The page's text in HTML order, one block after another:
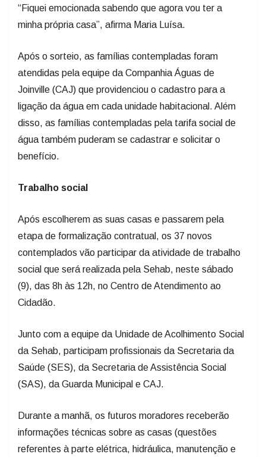
“Fiquei emocionada sabendo que agora vou ter a
minha própria casa”, afirma Maria Luísa.
Após o sorteio, as famílias contempladas foram
atendidas pela equipe da Companhia Águas de
Joinville (CAJ) que providenciou o cadastro para a
ligação da água em cada unidade habitacional. Além
disso, as famílias contempladas pela tarifa social de
água também puderam se cadastrar e solicitar o
benefício.
Trabalho social
Após escolherem as suas casas e passarem pela
etapa de formalização contratual, os 37 novos
contemplados vão participar da atividade de trabalho
social que será realizada pela Sehab, neste sábado
(9), das 8h às 12h, no Centro de Atendimento ao
Cidadão.
Junto com a equipe da Unidade de Acolhimento Social
da Sehab, participam profissionais da Secretaria da
Saúde (SES), da Secretaria de Assistência Social
(SAS), da Guarda Municipal e CAJ.
Durante a manhã, os futuros moradores receberão
informações técnicas sobre as casas (questões
referentes à parte elétrica, hidráulica, manutenção e